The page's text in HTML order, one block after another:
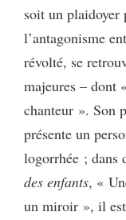
soit un plaidoyer
l’antagonisme
révolté, se
majeures – dont
chanteur ». Son
présente un
logorrhée ; dans
des enfants, «
un miroir », il